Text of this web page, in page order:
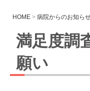
HOME> 病院からのお知ら
満足度調
願い